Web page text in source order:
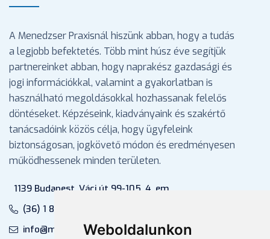
Weboldalunkon
A Menedzser Praxisnál hiszünk abban, hogy a tudás
a legjobb befektetés. Több mint húsz éve segítjük
partnereinket abban, hogy naprakész gazdasági és
jogi információkkal, valamint a gyakorlatban is
használható megoldásokkal hozhassanak felelős
döntéseket. Képzéseink, kiadványaink és szakértő
tanácsadóink közös célja, hogy ügyfeleink
biztonságosan, jogkövető módon és eredményesen
működhessenek minden területen.
1139 Budapest, Váci út 99-105. 4. em.
(36) 1 880 76 00
info@mprx.hu